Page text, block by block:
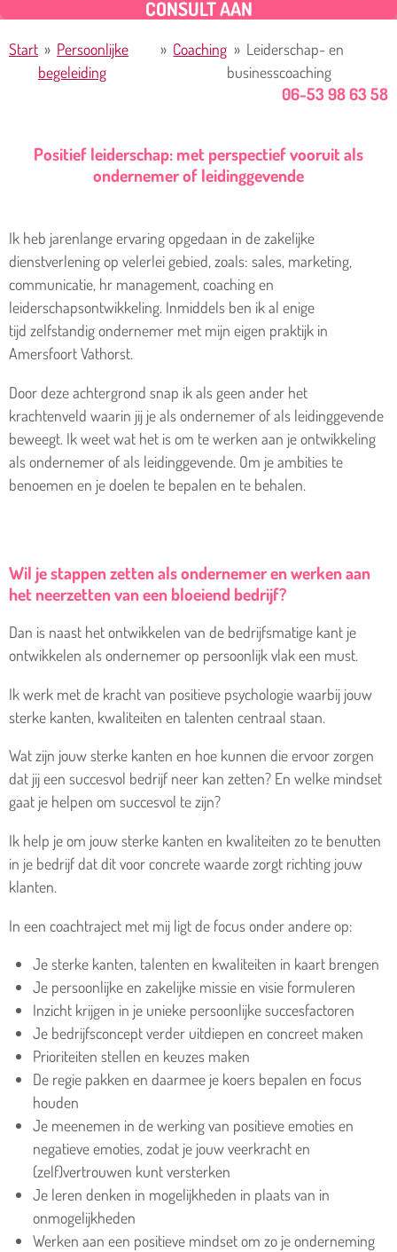
CONSULT AAN
Start » Persoonlijke
begeleiding
» Coaching » Leiderschap- en
businesscoaching
06-53 98 63 58
Positief leiderschap: met perspectief vooruit als
ondernemer of leidinggevende
Ik heb jarenlange ervaring opgedaan in de zakelijke
dienstverlening op velerlei gebied, zoals: sales, marketing,
communicatie, hr management, coaching en
leiderschapsontwikkeling. Inmiddels ben ik al enige
tijd zelfstandig ondernemer met mijn eigen praktijk in
Amersfoort Vathorst.
Door deze achtergrond snap ik als geen ander het
krachtenveld waarin jij je als ondernemer of als leidinggevende
beweegt. Ik weet wat het is om te werken aan je ontwikkeling
als ondernemer of als leidinggevende. Om je ambities te
benoemen en je doelen te bepalen en te behalen.
Wil je stappen zetten als ondernemer en werken aan
het neerzetten van een bloeiend bedrijf?
Dan is naast het ontwikkelen van de bedrijfsmatige kant je
ontwikkelen als ondernemer op persoonlijk vlak een must.
Ik werk met de kracht van positieve psychologie waarbij jouw
sterke kanten, kwaliteiten en talenten centraal staan.
Wat zijn jouw sterke kanten en hoe kunnen die ervoor zorgen
dat jij een succesvol bedrijf neer kan zetten? En welke mindset
gaat je helpen om succesvol te zijn?
Ik help je om jouw sterke kanten en kwaliteiten zo te benutten
in je bedrijf dat dit voor concrete waarde zorgt richting jouw
klanten.
In een coachtraject met mij ligt de focus onder andere op:
Je sterke kanten, talenten en kwaliteiten in kaart brengen
Je persoonlijke en zakelijke missie en visie formuleren
Inzicht krijgen in je unieke persoonlijke succesfactoren
Je bedrijfsconcept verder uitdiepen en concreet maken
Prioriteiten stellen en keuzes maken
De regie pakken en daarmee je koers bepalen en focus
houden
Je meenemen in de werking van positieve emoties en
negatieve emoties, zodat je jouw veerkracht en
(zelf)vertrouwen kunt versterken
Je leren denken in mogelijkheden in plaats van in
onmogelijkheden
Werken aan een positieve mindset om zo je onderneming